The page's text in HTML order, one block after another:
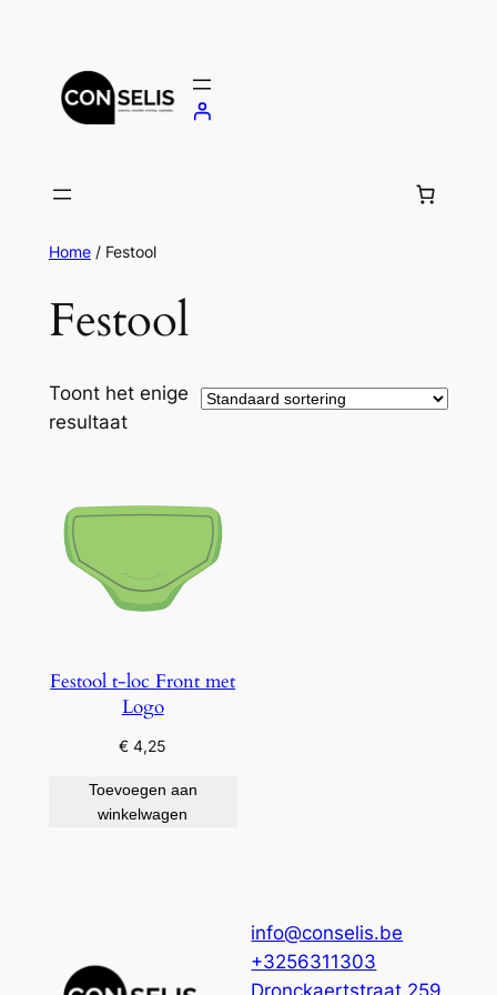
inhoud
Home/ Festool
Festool
Toont het enige
resultaat
Festool t-loc Front met
Logo
€ 4,25
Toevoegen aan
winkelwagen
info@conselis.be
+3256311303